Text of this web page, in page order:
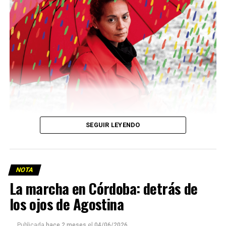
Descargar la Mu en PDF
Viaje a la vida en el Delta: Y la nave
SEGUIR LEYENDO
NOTA
La marcha en Córdoba: detrás de
los ojos de Agostina